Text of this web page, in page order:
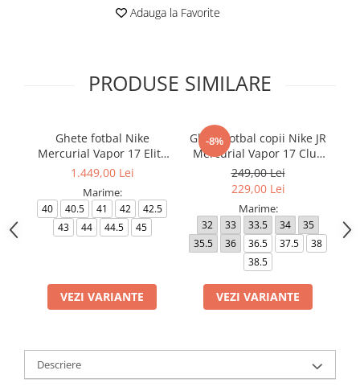
Adauga la Favorite
PRODUSE SIMILARE
Ghete fotbal Nike
Mercurial Vapor 17 Elite
FG T Se
1.449,00 Lei
Marime:
40 40.5 41 42
42.5
43
44 44.5 45
VEZI VARIANTE
-8%
Ghete fotbal copii Nike JR
Mercurial Vapor 17 Club
FG/MG
249,00 Lei
229,00 Lei
Marime:
32 33 33.5 34
35
35.5
36 36.5 37.5
38
38.5
VEZI VARIANTE
Descriere